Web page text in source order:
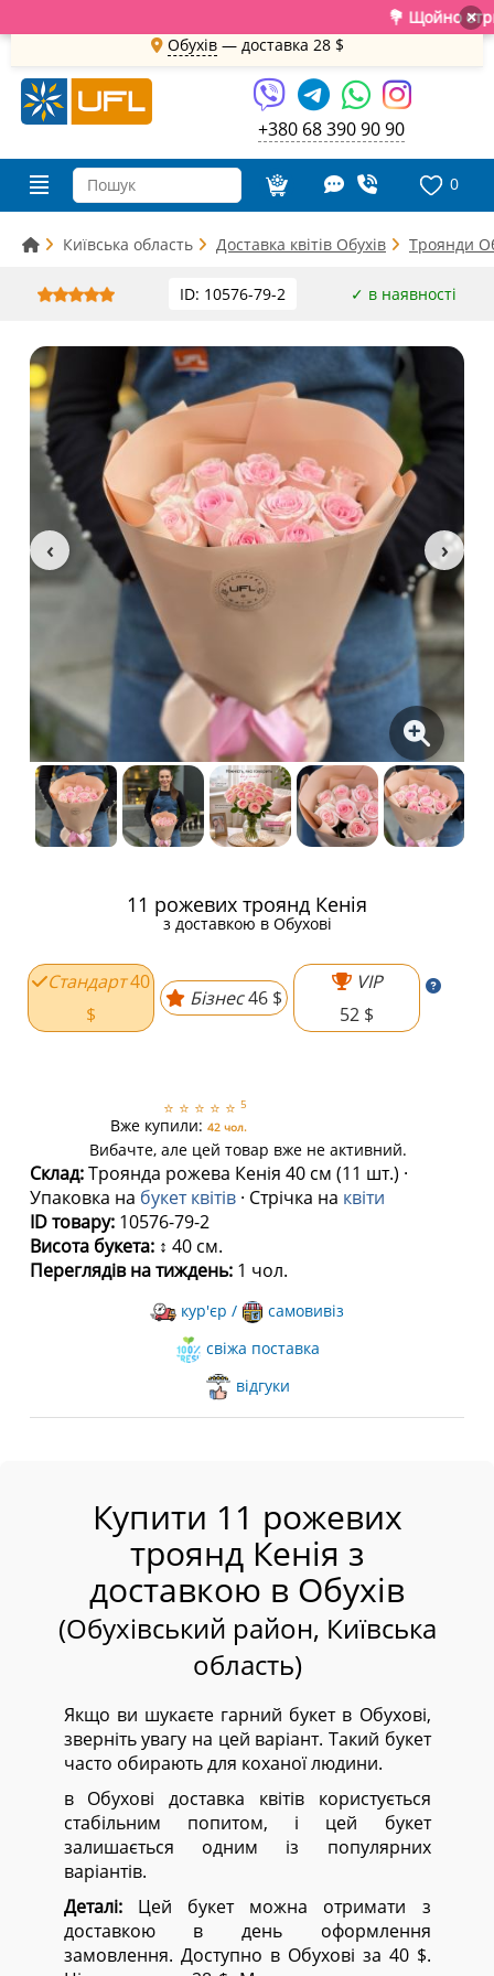
💐 Щойно ×
Обухів— доставка 28 $
+380 68 390 90 90
0
Київська область Доставка квітів Обухів Троянди
ID: 10576-79-2 ✓ в наявності
11 рожевих троянд Кенія
з доставкою в Обухові
Стандарт40
$
Бізнес46 $
VIP
52 $
⭐ ⭐ ⭐ ⭐ ⭐ 5
Вже купили: 42 чол.
Вибачте, але цей товар вже не активний.
Склад:Троянда рожева Кенія 40 см (11 шт.) ·
Упаковка на букет квітів · Стрічка на квіти
ID товару: 10576-79-2
Висота букета: ↕ 40 см.
Переглядів на тиждень: 1 чол.
кур'єр /
самовивіз
свіжа поставка
відгуки
Купити 11 рожевих
троянд Кенія з
доставкою в Обухів
(Обухівський район, Київська
область)
Якщо ви шукаєте гарний букет в Обухові,
зверніть увагу на цей варіант. Такий букет
часто обирають для коханої людини.
в Обухові доставка квітів користується
стабільним попитом, і цей букет
залишається одним із популярних
варіантів.
Деталі:Цей букет можна отримати з
доставкою в день оформлення
замовлення. Доступно в Обухові за 40 $.